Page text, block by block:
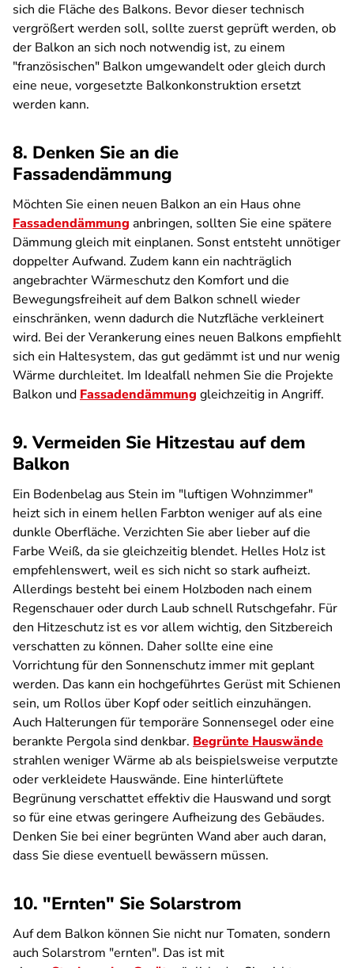
sich die Fläche des Balkons. Bevor dieser technisch
vergrößert werden soll, sollte zuerst geprüft werden, ob
der Balkon an sich noch notwendig ist, zu einem
"französischen" Balkon umgewandelt oder gleich durch
eine neue, vorgesetzte Balkonkonstruktion ersetzt
werden kann.
8. Denken Sie an die
Fassadendämmung
Möchten Sie einen neuen Balkon an ein Haus ohne
Fassadendämmung anbringen, sollten Sie eine spätere
Dämmung gleich mit einplanen. Sonst entsteht unnötiger
doppelter Aufwand. Zudem kann ein nachträglich
angebrachter Wärmeschutz den Komfort und die
Bewegungsfreiheit auf dem Balkon schnell wieder
einschränken, wenn dadurch die Nutzfläche verkleinert
wird. Bei der Verankerung eines neuen Balkons empfiehlt
sich ein Haltesystem, das gut gedämmt ist und nur wenig
Wärme durchleitet. Im Idealfall nehmen Sie die Projekte
Balkon und Fassadendämmung gleichzeitig in Angriff.
9. Vermeiden Sie Hitzestau auf dem
Balkon
Ein Bodenbelag aus Stein im "luftigen Wohnzimmer"
heizt sich in einem hellen Farbton weniger auf als eine
dunkle Oberfläche. Verzichten Sie aber lieber auf die
Farbe Weiß, da sie gleichzeitig blendet. Helles Holz ist
empfehlenswert, weil es sich nicht so stark aufheizt.
Allerdings besteht bei einem Holzboden nach einem
Regenschauer oder durch Laub schnell Rutschgefahr. Für
den Hitzeschutz ist es vor allem wichtig, den Sitzbereich
verschatten zu können. Daher sollte eine eine
Vorrichtung für den Sonnenschutz immer mit geplant
werden. Das kann ein hochgeführtes Gerüst mit Schienen
sein, um Rollos über Kopf oder seitlich einzuhängen.
Auch Halterungen für temporäre Sonnensegel oder eine
berankte Pergola sind denkbar. Begrünte Hauswände
strahlen weniger Wärme ab als beispielsweise verputzte
oder verkleidete Hauswände. Eine hinterlüftete
Begrünung verschattet effektiv die Hauswand und sorgt
so für eine etwas geringere Aufheizung des Gebäudes.
Denken Sie bei einer begrünten Wand aber auch daran,
dass Sie diese eventuell bewässern müssen.
10. "Ernten" Sie Solarstrom
Auf dem Balkon können Sie nicht nur Tomaten, sondern
auch Solarstrom "ernten". Das ist mit